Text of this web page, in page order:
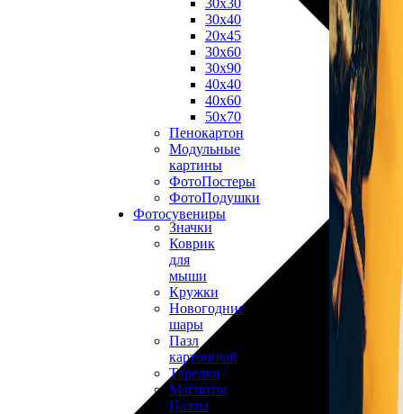
30х30
30х40
20х45
30х60
30х90
40х40
40х60
50х70
Пенокартон
Модульные
картины
ФотоПостеры
ФотоПодушки
Фотоcувениры
Значки
Коврик
для
мыши
Кружки
Новогодние
шары
Пазл
картонный
Тарелки
Магниты
Пазлы